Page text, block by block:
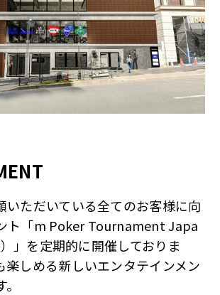
いただいている全てのお客様に向
ト「m Poker Tournament Japa
」を定期的に開催しておりま
楽しめる新しいエンタテインメン